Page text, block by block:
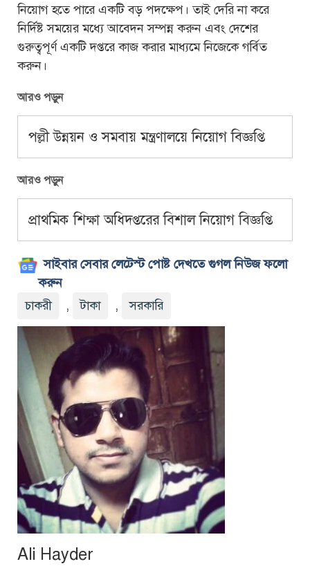
নিয়োগ হতে পারে একটি বড় পদক্ষেপ। তাই দেরি না করে
নির্দিষ্ট সময়ের মধ্যে আবেদন সম্পন্ন করুন এবং দেশের
গুরুত্বপূর্ণ একটি দপ্তরে কাজ করার মাধ্যমে নিজেকে গর্বিত
করুন।
আরও পড়ুন
পল্লী উন্নয়ন ও সমবায় মন্ত্রণালয়ে নিয়োগ বিজ্ঞপ্তি
আরও পড়ুন
প্রাথমিক শিক্ষা অধিদপ্তরের বিশাল নিয়োগ বিজ্ঞপ্তি
সাইবার সেবার লেটেস্ট পোষ্ট দেখতে গুগল নিউজ ফলো
করুন
চাকরী
, টাকা , সরকারি
Ali Hayder